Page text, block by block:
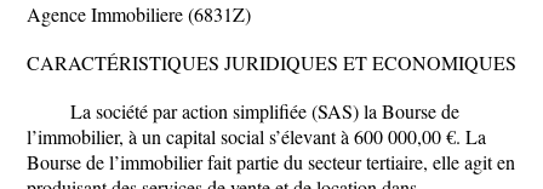
Agence Immobiliere (6831Z)
CARACTÉRISTIQUES JURIDIQUES ET ECONOMIQUES
La société par action simplifiée (SAS) la Bourse de
l’immobilier, à un capital social s’élevant à 600 000,00 €. La
Bourse de l’immobilier fait partie du secteur tertiaire, elle agit en